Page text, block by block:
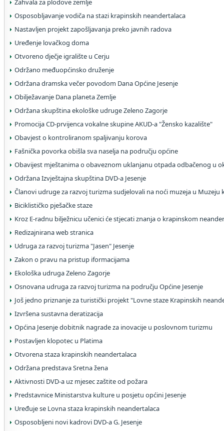
Zahvala za plodove zemlje
Osposobljavanje vodiča na stazi krapinskih neandertalaca
Nastavljen projekt zapošljavanja preko javnih radova
Uređenje lovačkog doma
Otvoreno dječje igralište u Cerju
Održano međuopćinsko druženje
Održana dramska večer povodom Dana Općine Jesenje
Obilježavanje Dana planeta Zemlje
Održana skupština ekološke udruge Zeleno Zagorje
Promocija CD-prvijenca vokalne skupine AKUD-a "Žensko kazalište"
Obavjest o kontroliranom spaljivanju korova
Fašnička povorka obišla sva naselja na području općine
Obavijest mještanima o obaveznom uklanjanu otpada odbačenog u
Održana Izvještajna skupština DVD-a Jesenje
Članovi udruge za razvoj turizma sudjelovali na noći muzeja u Muzeju
Biciklističko pješačke staze
Kroz E-radnu bilježnicu učenici će stjecati znanja o krapinskom
Redizajnirana web stranica
Udruga za razvoj turizma "Jasen" Jesenje
Zakon o pravu na pristup iformacijama
Ekološka udruga Zeleno Zagorje
Osnovana udruga za razvoj turizma na području Općine Jesenje
Još jedno priznanje za turistički projekt "Lovne staze Krapinskih
Izvršena sustavna deratizacija
Općina Jesenje dobitnik nagrade za inovacije u poslovnom turizmu
Postavljen klopotec u Platima
Otvorena staza krapinskih neandertalaca
Održana predstava Sretna žena
Aktivnosti DVD-a uz mjesec zaštite od požara
Predstavnice Ministarstva kulture u posjetu općini Jesenje
Uređuje se Lovna staza krapinskih neandertalaca
Osposobljeni novi kadrovi DVD-a G. Jesenje